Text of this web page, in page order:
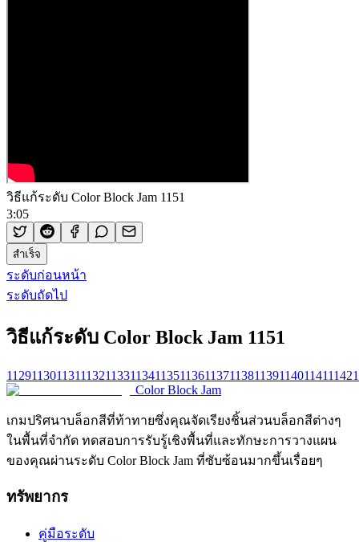
วิธีแก้ระดับ Color Block Jam 1151
3:05
สำเร็จ
ระดับก่อนหน้า
ระดับถัดไป
วิธีแก้ระดับ Color Block Jam 1151
11291130113111321133113411351136113711381139114011411142
Color Block Jam
เกมปริศนาบล็อกสีที่ท้าทายซึ่งคุณจัดเรียงชิ้นส่วนบล็อกสีต่างๆ
ในพื้นที่จำกัด ทดสอบการรับรู้เชิงพื้นที่และทักษะการวางแผน
ของคุณผ่านระดับ Color Block Jam ที่ซับซ้อนมากขึ้นเรื่อยๆ
ทรัพยากร
คู่มือระดับ